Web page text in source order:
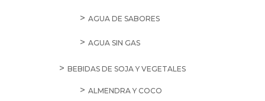
AGUA DE SABORES
AGUA SIN GAS
BEBIDAS DE SOJA Y VEGETALES
ALMENDRA Y COCO